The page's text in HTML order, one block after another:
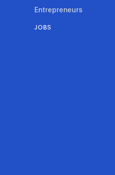
Entrepreneurs
JOBS